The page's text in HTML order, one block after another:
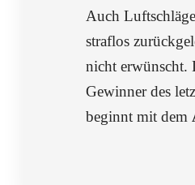
Auch
straflos
nicht erwünscht.
Gewinner des
beginnt mit dem